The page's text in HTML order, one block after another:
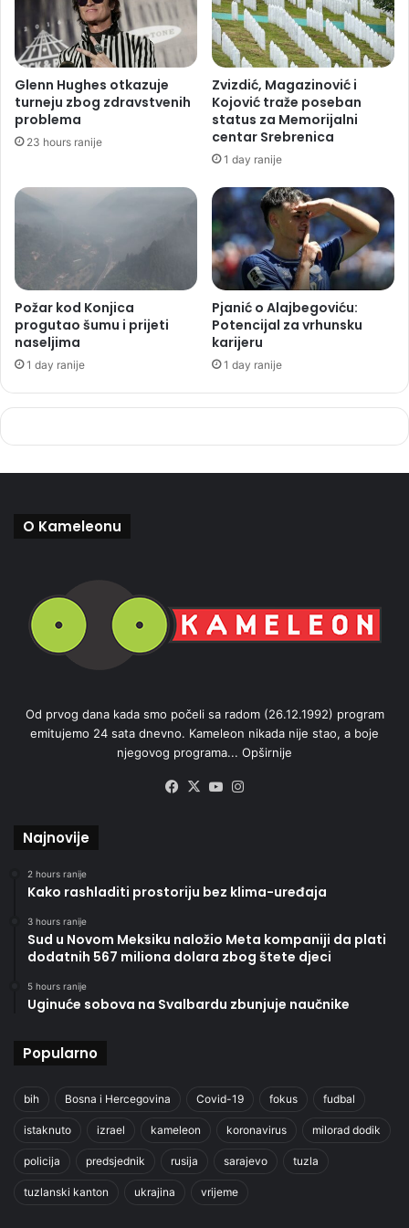
Glenn Hughes otkazuje
turneju zbog zdravstvenih
problema
23 hours ranije
Zvizdić, Magazinović i
Kojović traže poseban
status za Memorijalni
centar Srebrenica
1 day ranije
Požar kod Konjica
progutao šumu i prijeti
naseljima
1 day ranije
Pjanić o Alajbegoviću:
Potencijal za vrhunsku
karijeru
1 day ranije
O Kameleonu
Od prvog dana kada smo počeli sa radom (26.12.1992) program
emitujemo 24 sata dnevno. Kameleon nikada nije stao, a boje
njegovog programa... Opširnije
Facebook
X YouTube
Najnovije
2 hours ranije
Kako rashladiti prostoriju bez klima-uređaja
3 hours ranije
Sud u Novom Meksiku naložio Meta kompaniji da plati
dodatnih 567 miliona dolara zbog štete djeci
5 hours ranije
Uginuće sobova na Svalbardu zbunjuje naučnike
Popularno
bih Bosna i Hercegovina Covid-19 fokus fudbal
istaknuto izrael kameleon koronavirus milorad dodik
policija predsjednik rusija sarajevo tuzla
tuzlanski kanton ukrajina vrijeme